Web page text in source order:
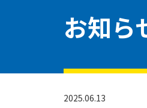
お知ら
2025.06.13